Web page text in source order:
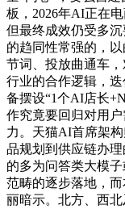
板，2026年AI正在
但最终成效仍受多
的趋同性常强的，
节词、投放曲通车
行业的合作逻辑，
备摆设“1个AI店长
作究竟要回归对用
力。天猫AI首席架
品规划到供应链办
的多为问答类大模
范畴的逐步落地，
丽暗示。北方、西